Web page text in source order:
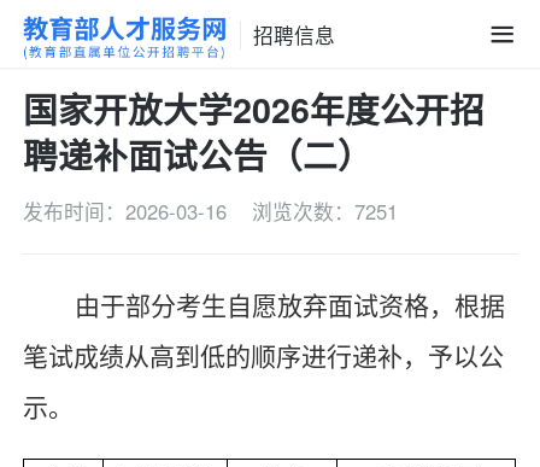
招聘信息
国家开放大学2026年度公开招
聘递补面试公告（二）
发布时间：2026-03-16 浏览次数：7251
由于部分考生自愿放弃面试资格，根据
笔试成绩从高到低的顺序进行递补，予以公
示。